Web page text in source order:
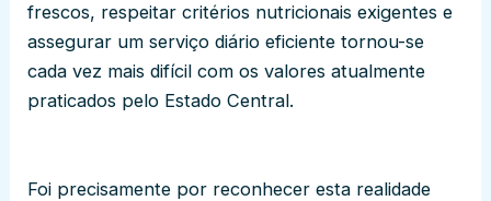
frescos, respeitar critérios nutricionais exigentes e
assegurar um serviço diário eficiente tornou-se
cada vez mais difícil com os valores atualmente
praticados pelo Estado Central.
Foi precisamente por reconhecer esta realidade